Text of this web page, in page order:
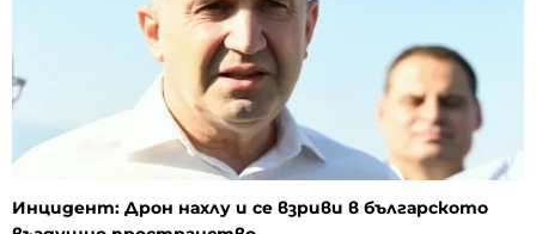
Инцидент: Дрон нахлу и се взриви в българското